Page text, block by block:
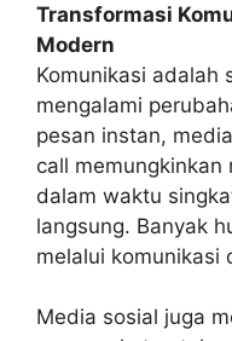
Transformasi
Modern
Komunikasi adalah
mengalami
pesan instan,
call
dalam waktu
langsung. Banyak
melalui komunikasi
Media sosial juga